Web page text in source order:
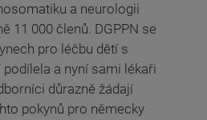
a neurologii
11 000 členů. DGPPN se
pro léčbu dětí s
a nyní sami lékaři
důrazně žádají
pokynů pro německy